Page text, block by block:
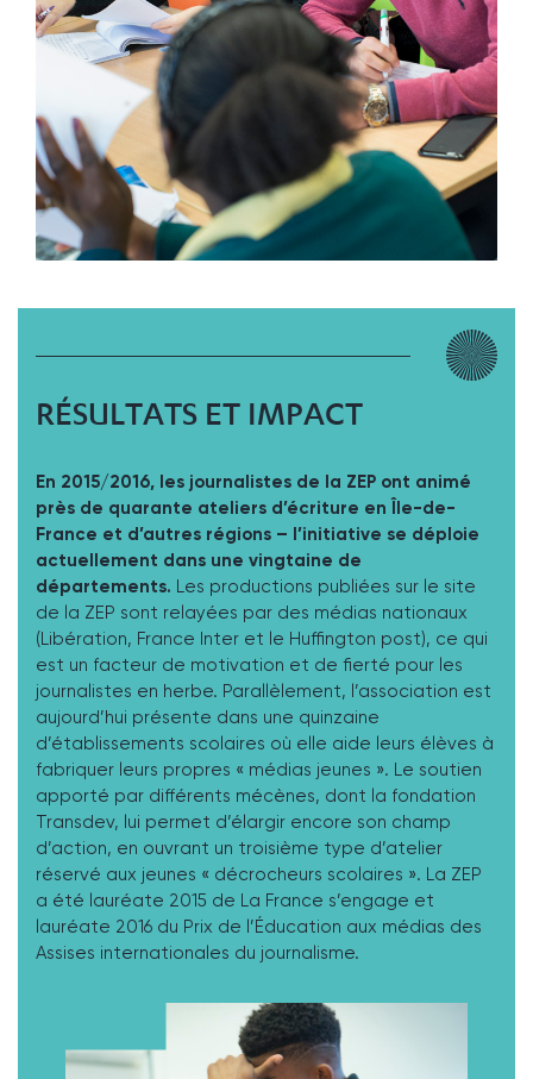
RÉSULTATS ET IMPACT
En 2015/2016, les journalistes de la ZEP ont animé
près de quarante ateliers d’écriture en Île-de-
France et d’autres régions – l’initiative se déploie
actuellement dans une vingtaine de
départements.
Les productions publiées sur le site
de la ZEP sont relayées par des médias nationaux
(Libération, France Inter et le Huffington post), ce qui
est un facteur de motivation et de fierté pour les
journalistes en herbe. Parallèlement, l’association est
aujourd’hui présente dans une quinzaine
d’établissements scolaires où elle aide leurs élèves à
fabriquer leurs propres « médias jeunes ». Le soutien
apporté par différents mécènes, dont la fondation
Transdev, lui permet d’élargir encore son champ
d’action, en ouvrant un troisième type d’atelier
réservé aux jeunes « décrocheurs scolaires ». La ZEP
a été lauréate 2015 de La France s’engage et
lauréate 2016 du Prix de l’Éducation aux médias des
Assises internationales du journalisme.